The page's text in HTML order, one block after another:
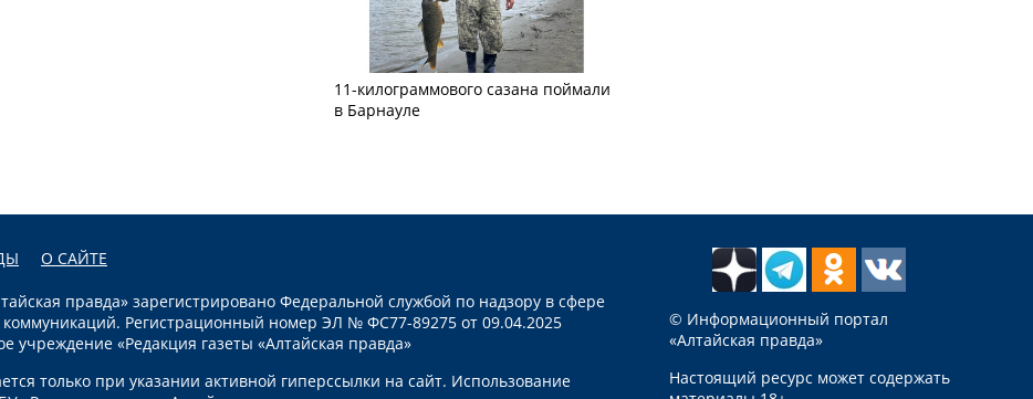
11-килограммового сазана поймали
в Барнауле
О САЙТЕ
правда» зарегистрировано Федеральной службой по надзору в сфере
Регистрационный номер ЭЛ № ФС77-89275 от 09.04.2025
учреждение «Редакция газеты «Алтайская правда»
только при указании активной гиперссылки на сайт. Использование
© Информационный портал
«Алтайская правда»
Настоящий ресурс может содержать